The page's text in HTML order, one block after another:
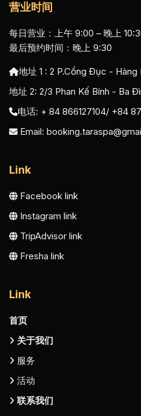
营业时间
每日营业：上午 9:00 – 晚上
最后预约时间：晚上 9:30
地址 1 : 2 P.Cổng Đục - Hàng
地址 2: 2/3 Phan Kế Bính - Ba
电话: + 84 866127104/ +84
Email:
Link
Facebook link
Instagram link
TripAdvisor link
Fresha link
Link
首页
关于我们
服务
活动
联系我们